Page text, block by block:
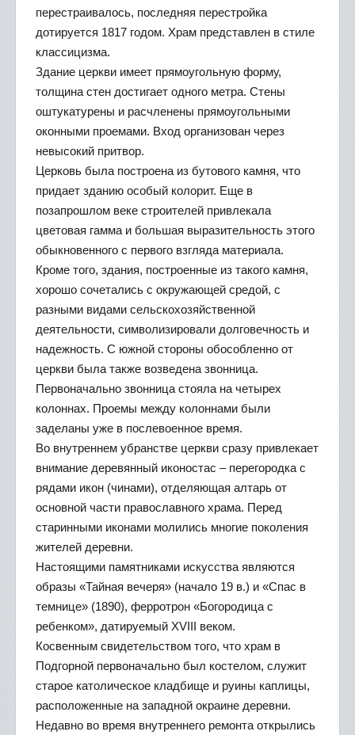
перестраивалось, последняя перестройка
дотируется 1817 годом. Храм представлен в стиле
классицизма.
Здание церкви имеет прямоугольную форму,
толщина стен достигает одного метра. Стены
оштукатурены и расчленены прямоугольными
оконными проемами. Вход организован через
невысокий притвор.
Церковь была построена из бутового камня, что
придает зданию особый колорит. Еще в
позапрошлом веке строителей привлекала
цветовая гамма и большая выразительность этого
обыкновенного с первого взгляда материала.
Кроме того, здания, построенные из такого камня,
хорошо сочетались с окружающей средой, с
разными видами сельскохозяйственной
деятельности, символизировали долговечность и
надежность. С южной стороны обособленно от
церкви была также возведена звонница.
Первоначально звонница стояла на четырех
колоннах. Проемы между колоннами были
заделаны уже в послевоенное время.
Во внутреннем убранстве церкви сразу привлекает
внимание деревянный иконостас – перегородка с
рядами икон (чинами), отделяющая алтарь от
основной части православного храма. Перед
старинными иконами молились многие поколения
жителей деревни.
Настоящими памятниками искусства являются
образы «Тайная вечеря» (начало 19 в.) и «Спас в
темнице» (1890), ферротрон «Богородица с
ребенком», датируемый XVIII веком.
Косвенным свидетельством того, что храм в
Подгорной первоначально был костелом, служит
старое католическое кладбище и руины каплицы,
расположенные на западной окраине деревни.
Недавно во время внутреннего ремонта открылись